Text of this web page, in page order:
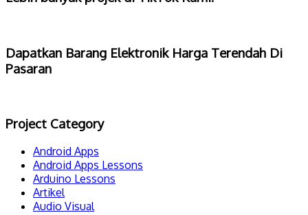
Dapatkan Barang Elektronik Harga Terendah Di
Pasaran
Project Category
Android Apps
Android Apps Lessons
Arduino Lessons
Artikel
Audio Visual